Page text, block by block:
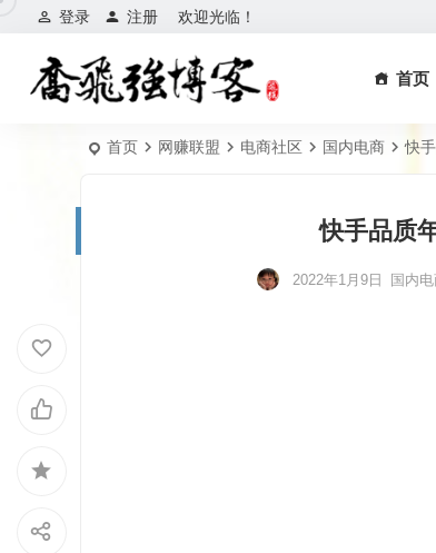
欢迎光临！
登录 注册
首页
首页 网赚联盟 电商社区 国内电商 快
快手品质
2022年1月9日 国内